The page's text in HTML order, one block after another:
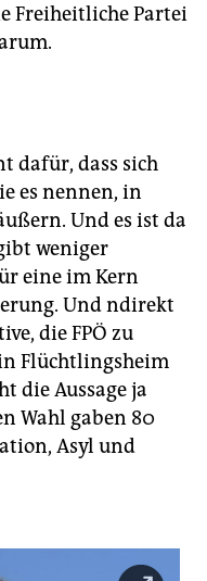
Freiheitliche Partei
dafür, dass sich
es nennen, in
Und es ist da
weniger
eine im Kern
Und ndirekt
die FPÖ zu
Flüchtlingsheim
die Aussage ja
Wahl gaben 80
Asyl und